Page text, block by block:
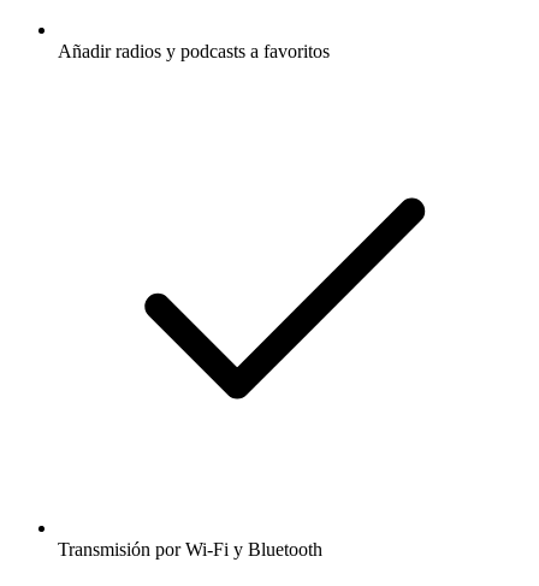
Añadir radios y podcasts a favoritos
Transmisión por Wi-Fi y Bluetooth